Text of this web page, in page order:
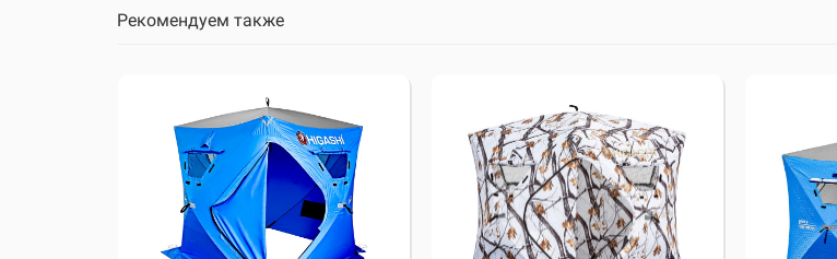
Рекомендуем также